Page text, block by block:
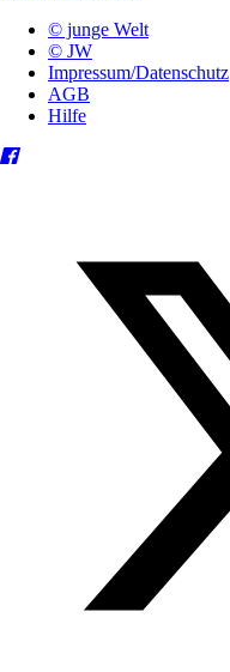
© junge Welt
© JW
Impressum/Datenschutz
AGB
Hilfe